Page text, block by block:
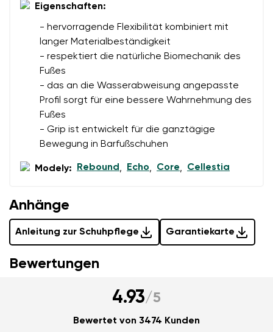
Eigenschaften:
- hervorragende Flexibilität kombiniert mit
langer Materialbeständigkeit
- respektiert die natürliche Biomechanik des
Fußes
- das an die Wasserabweisung angepasste
Profil sorgt für eine bessere Wahrnehmung des
Fußes
- Grip ist entwickelt für die ganztägige
Bewegung in Barfußschuhen
Modely: Rebound , Echo, Core, Cellestia
Anhänge
Anleitung zur Schuhpflege Garantiekarte
Bewertungen
4.93/5
Bewertet von 3474 Kunden